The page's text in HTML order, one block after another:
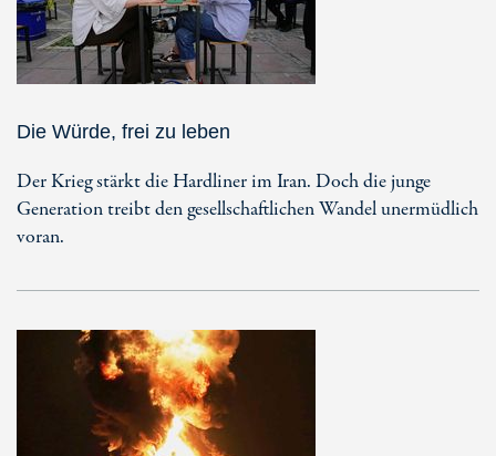
Die Würde, frei zu leben
Der Krieg stärkt die Hardliner im Iran. Doch die junge
Generation treibt den gesellschaftlichen Wandel unermüdlich
voran.